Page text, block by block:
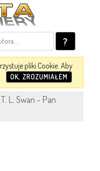
?
pliki Cookie. Aby
OK, ZROZUMIAŁEM
T. L. Swan - Pan